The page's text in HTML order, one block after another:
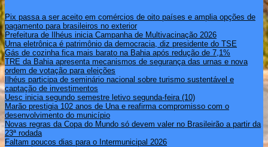
Pix passa a ser aceito em comércios de oito países e amplia opções de
pagamento para brasileiros no exterior
Prefeitura de Ilhéus inicia Campanha de Multivacinação 2026
Urna eletrônica é patrimônio da democracia, diz presidente do TSE
Gás de cozinha fica mais barato na Bahia após redução de 7,1%
TRE da Bahia apresenta mecanismos de segurança das urnas e nova
ordem de votação para eleições
Ilhéus participa de seminário nacional sobre turismo sustentável e
captação de investimentos
Uesc inicia segundo semestre letivo segunda-feira (10)
Marão prestigia 102 anos de Una e reafirma compromisso com o
desenvolvimento do município
Novas regras da Copa do Mundo só devem valer no Brasileirão a partir da
23ª rodada
Faltam poucos dias para o Intermunicipal 2026